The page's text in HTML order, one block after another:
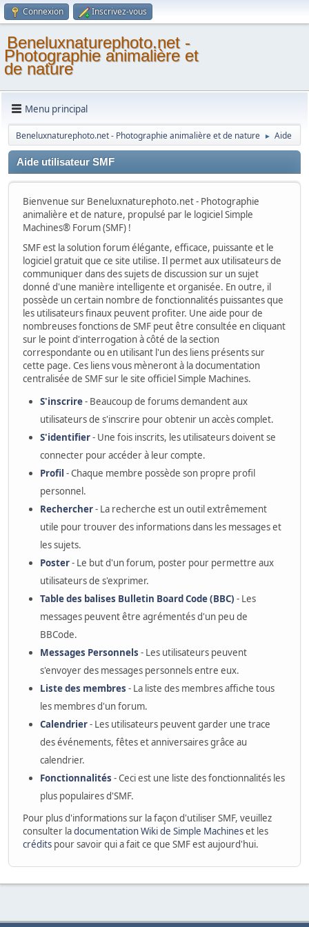
Connexion Inscrivez-vous
Beneluxnaturephoto.net -
Photographie animalière et
de nature
Menu principal
Beneluxnaturephoto.net - Photographie animalière et de nature ► Aide
Aide utilisateur SMF
Bienvenue sur Beneluxnaturephoto.net - Photographie
animalière et de nature, propulsé par le logiciel Simple
Machines® Forum (SMF) !
SMF est la solution forum élégante, efficace, puissante et le
logiciel gratuit que ce site utilise. Il permet aux utilisateurs de
communiquer dans des sujets de discussion sur un sujet
donné d'une manière intelligente et organisée. En outre, il
possède un certain nombre de fonctionnalités puissantes que
les utilisateurs finaux peuvent profiter. Une aide pour de
nombreuses fonctions de SMF peut être consultée en cliquant
sur le point d'interrogation à côté de la section
correspondante ou en utilisant l'un des liens présents sur
cette page. Ces liens vous mèneront à la documentation
centralisée de SMF sur le site officiel Simple Machines.
S'inscrire- Beaucoup de forums demandent aux
utilisateurs de s'inscrire pour obtenir un accès complet.
S'identifier- Une fois inscrits, les utilisateurs doivent se
connecter pour accéder à leur compte.
Profil - Chaque membre possède son propre profil
personnel.
Rechercher- La recherche est un outil extrêmement
utile pour trouver des informations dans les messages et
les sujets.
Poster- Le but d'un forum, poster pour permettre aux
utilisateurs de s'exprimer.
Table des balises Bulletin Board Code (BBC) - Les
messages peuvent être agrémentés d'un peu de
BBCode.
Messages Personnels - Les utilisateurs peuvent
s'envoyer des messages personnels entre eux.
Liste des membres - La liste des membres affiche tous
les membres d'un forum.
Calendrier- Les utilisateurs peuvent garder une trace
des événements, fêtes et anniversaires grâce au
calendrier.
Fonctionnalités - Ceci est une liste des fonctionnalités les
plus populaires d'SMF.
Pour plus d'informations sur la façon d'utiliser SMF, veuillez
consulter ladocumentation Wiki de Simple Machineset les
crédits pour savoir qui a fait ce que SMF est aujourd'hui.